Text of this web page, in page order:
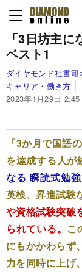
「3日坊主
ベスト1
ダイヤモンド社書
キャリア・働き方
2023年1月29日 2:45
「3か月で国語
を達成する人が
なる 瞬読式勉強
英検、昇進試験
や資格試験突破
られている。 こ
にもかかわらず
力を同時に上げ